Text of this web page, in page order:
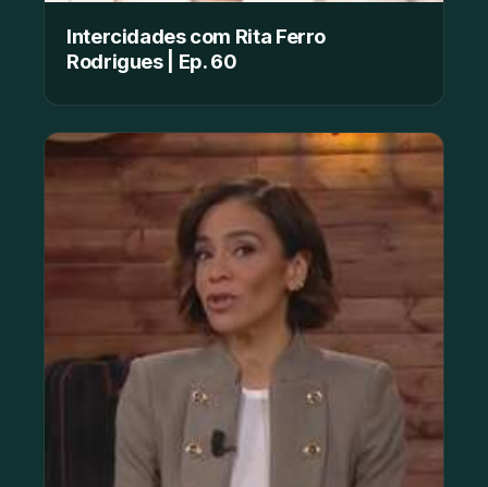
Intercidades com Rita Ferro
Rodrigues | Ep. 60